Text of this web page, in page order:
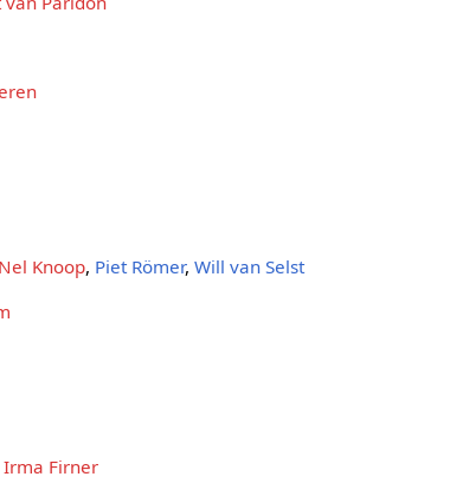
Nel Knoop, Piet Römer,Will van Selst
Irma Firner